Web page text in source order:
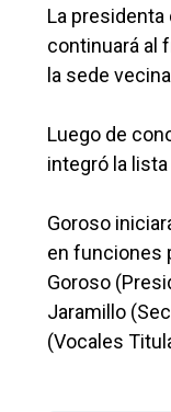
La presidenta
continuará al
la sede
Luego de
integró la
Goroso
en funciones
Goroso
Jaramillo
(Vocales